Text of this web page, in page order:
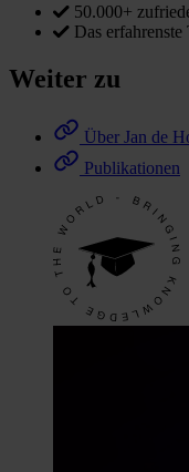
50.000+
Das
Weiter zu
Über Jan de
Publikationen